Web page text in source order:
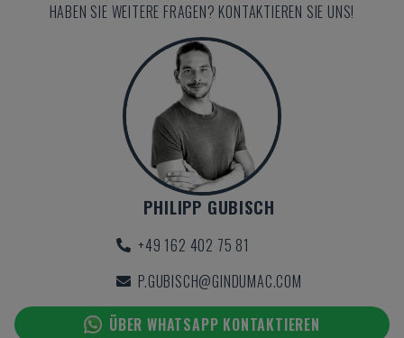
HABEN SIE WEITERE FRAGEN? KONTAKTIEREN SIE UNS!
PHILIPP GUBISCH
+49 162 402 75 81
P.GUBISCH@GINDUMAC.COM
ÜBER WHATSAPP KONTAKTIEREN